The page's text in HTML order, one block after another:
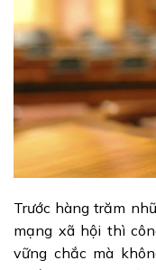
Trước hàng trăm
mạng xã hội thì
vững chắc mà